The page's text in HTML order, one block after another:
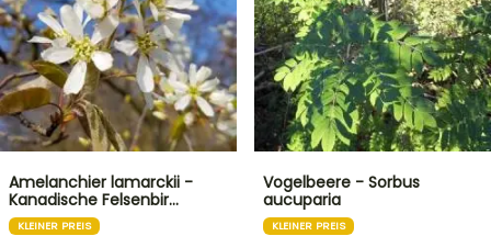
Amelanchier lamarckii -
Kanadische Felsenbir…
KLEINER PREIS
Vogelbeere - Sorbus
aucuparia
KLEINER PREIS